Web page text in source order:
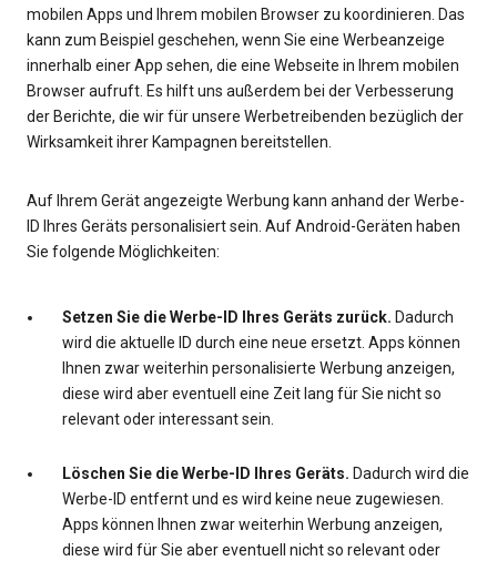
mobilen Apps und Ihrem mobilen Browser zu koordinieren. Das
kann zum Beispiel geschehen, wenn Sie eine Werbeanzeige
innerhalb einer App sehen, die eine Webseite in Ihrem mobilen
Browser aufruft. Es hilft uns außerdem bei der Verbesserung
der Berichte, die wir für unsere Werbetreibenden bezüglich der
Wirksamkeit ihrer Kampagnen bereitstellen.
Auf Ihrem Gerät angezeigte Werbung kann anhand der Werbe-
ID Ihres Geräts personalisiert sein. Auf Android-Geräten haben
Sie folgende Möglichkeiten:
Setzen Sie die Werbe-ID Ihres Geräts zurück. Dadurch
wird die aktuelle ID durch eine neue ersetzt. Apps können
Ihnen zwar weiterhin personalisierte Werbung anzeigen,
diese wird aber eventuell eine Zeit lang für Sie nicht so
relevant oder interessant sein.
Löschen Sie die Werbe-ID Ihres Geräts. Dadurch wird die
Werbe-ID entfernt und es wird keine neue zugewiesen.
Apps können Ihnen zwar weiterhin Werbung anzeigen,
diese wird für Sie aber eventuell nicht so relevant oder